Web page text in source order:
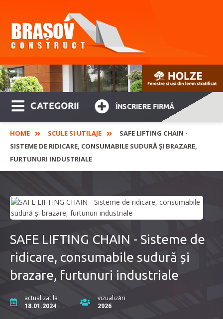
CATEGORII ÎNSCRIERE FIRMĂ
HOME SCULE SI UTILAJE
SAFE LIFTING CHAIN -
SISTEME DE RIDICARE, CONSUMABILE SUDURĂ ȘI BRAZARE,
FURTUNURI INDUSTRIALE
SAFE LIFTING CHAIN - Sisteme de
ridicare, consumabile sudură și
brazare, furtunuri industriale
actualizat la
18.01.2024
vizualizări
2926